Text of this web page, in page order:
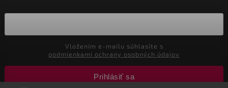
podmienkami ochrany osobných údajov
Prihlásiť sa